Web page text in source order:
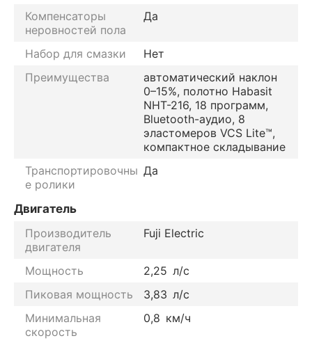
Компенсаторы
неровностей пола
Да
Набор для смазки
Нет
Преимущества
автоматический наклон
0–15%, полотно Habasit
NHT-216, 18 программ,
Bluetooth-аудио, 8
эластомеров VCS Lite™,
компактное складывание
Транспортировочны
е ролики
Да
Двигатель
Производитель
двигателя
Fuji Electric
Мощность 2,25 л/с
Пиковая мощность
3,83 л/с
Минимальная
скорость
0,8 км/ч